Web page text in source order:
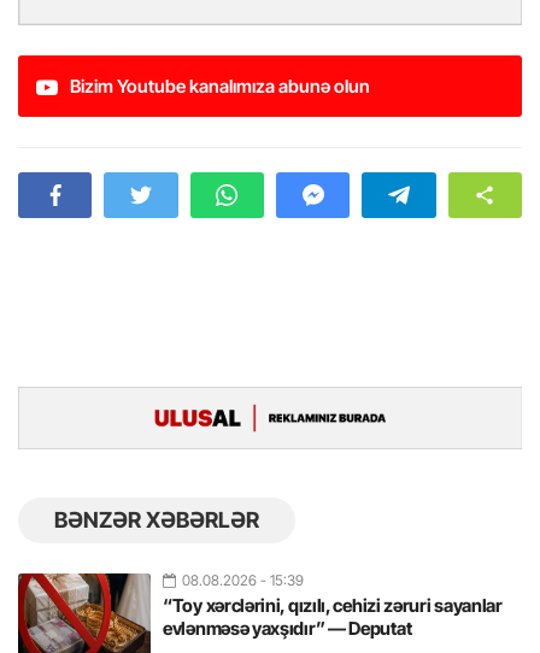
Bizim Youtube kanalımıza abunə olun
BƏNZƏR XƏBƏRLƏR
08.08.2026 - 15:39
“Toy xərclərini, qızılı, cehizi zəruri sayanlar
evlənməsə yaxşıdır” — Deputat